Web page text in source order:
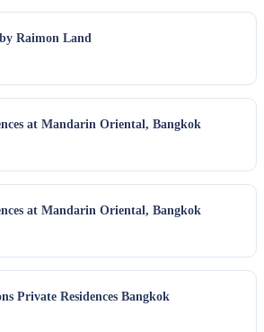
Raimon Land
at Mandarin Oriental, Bangkok
at Mandarin Oriental, Bangkok
Private Residences Bangkok